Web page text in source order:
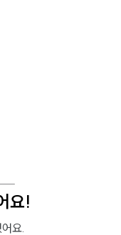
요!
요.